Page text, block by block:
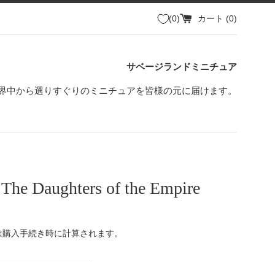
0 カート (0)
サベージランドミニチュア
中から選りすぐりのミニチュアを皆様の元に届けます。
Daughters of the Empire
購入手続き時に計算されます。